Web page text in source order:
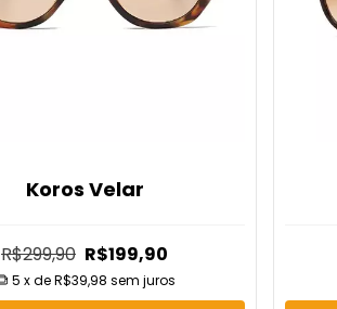
Koros Velar
R$299,90 R$199,90
5 x deR$39,98 sem juros